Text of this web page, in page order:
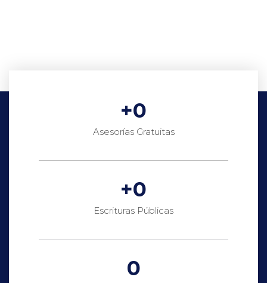
Asesorías Gratuitas
+0
Escrituras Públicas
+0
0